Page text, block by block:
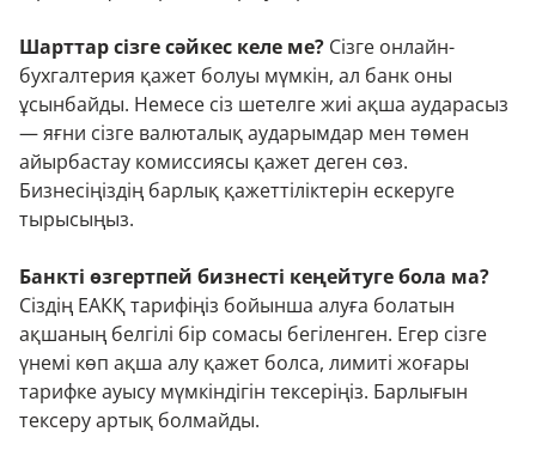
Шарттар сізге сәйкес келе ме? Сізге онлайн-
бухгалтерия қажет болуы мүмкін, ал банк оны
ұсынбайды. Немесе сіз шетелге жиі ақша аударасыз
— яғни сізге валюталық аударымдар мен төмен
айырбастау комиссиясы қажет деген сөз.
Бизнесіңіздің барлық қажеттіліктерін ескеруге
тырысыңыз.
Банкті өзгертпей бизнесті кеңейтуге бола ма?
Сіздің ЕАКҚ тарифіңіз бойынша алуға болатын
ақшаның белгілі бір сомасы бегіленген. Егер сізге
үнемі көп ақша алу қажет болса, лимиті жоғары
тарифке ауысу мүмкіндігін тексеріңіз. Барлығын
тексеру артық болмайды.